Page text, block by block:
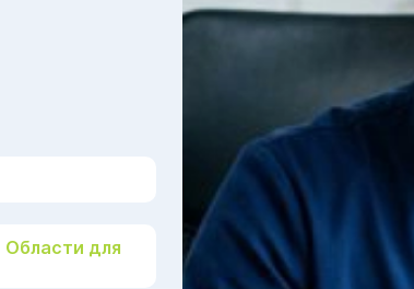
Области для